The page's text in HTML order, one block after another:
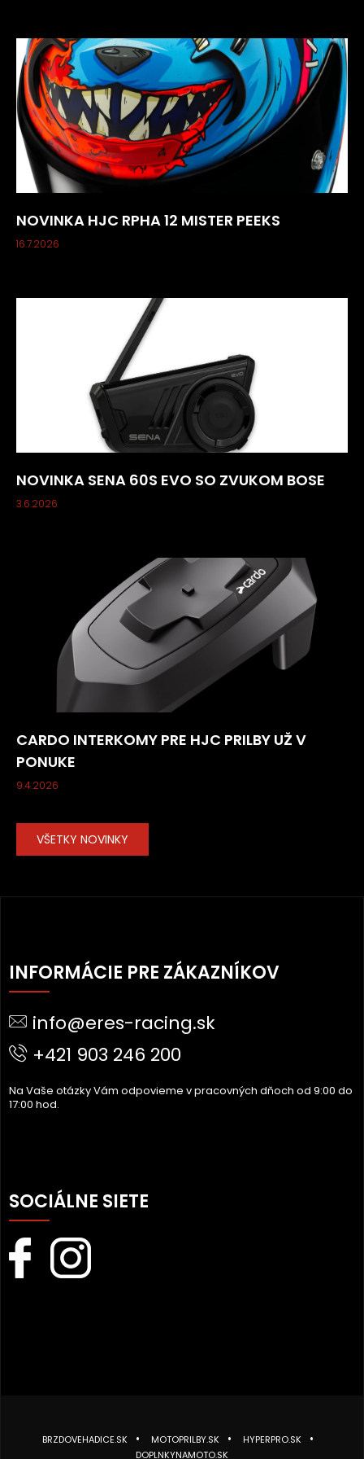
NOVINKA HJC RPHA 12 MISTER PEEKS
16.7.2026
NOVINKA SENA 60S EVO SO ZVUKOM BOSE
3.6.2026
CARDO INTERKOMY PRE HJC PRILBY UŽ V
PONUKE
9.4.2026
VŠETKY NOVINKY
Á
P
T
INFORMÁCIE PRE ZÁKAZNÍKOV
info@eres-racing.sk
+421 903 246 200
Na Vaše otázky Vám odpovieme v pracovných dňoch od 9:00 do
17:00 hod.
SOCIÁLNE SIETE
BRZDOVEHADICE.SK MOTOPRILBY.SK
HYPERPRO.SK
DOPLNKYNAMOTO.SK